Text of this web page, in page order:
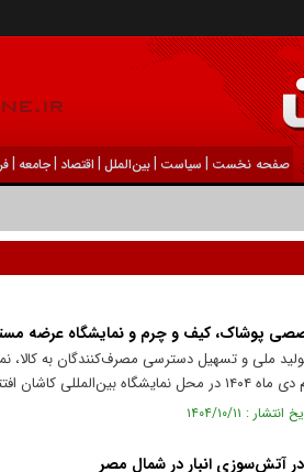
صفحه نخست | سیاست |بين‌الملل | اقتصاد |جامعه |
پوشاک، کیف و چرم و نمایشگاه عرضه
ملی و تسهیل دسترسی مصرف‌کنندگان به
کاشان افتتاح شد.